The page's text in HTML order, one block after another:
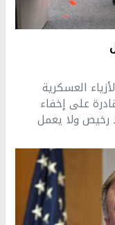
العسكرية
على إخفاء
رخيص ولا يعمل